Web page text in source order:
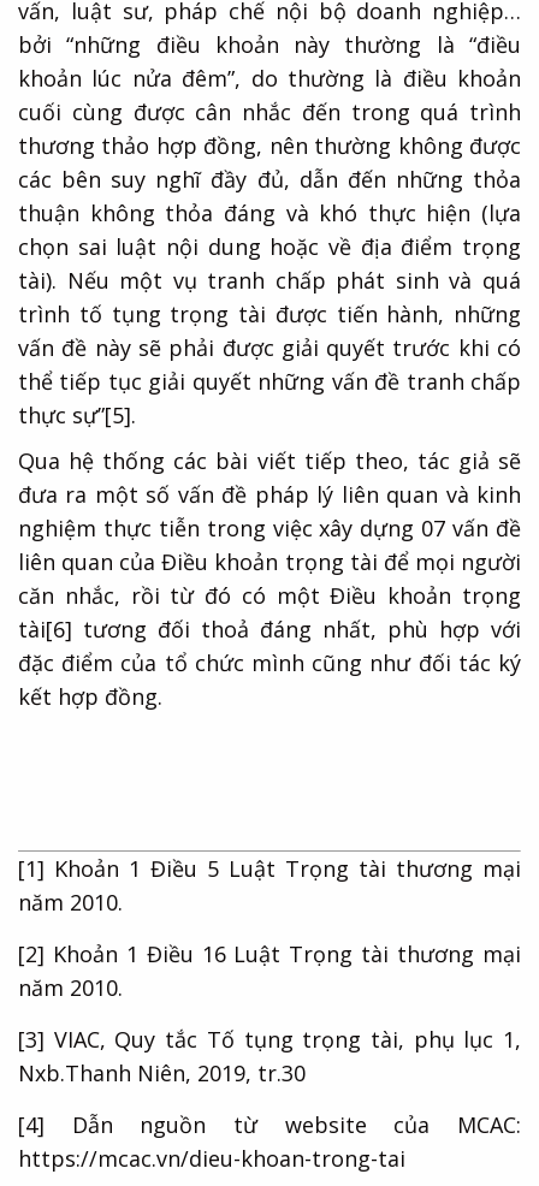
vấn, luật sư, pháp chế nội bộ doanh nghiệp…
bởi “những điều khoản này thường là “điều
khoản lúc nửa đêm”, do thường là điều khoản
cuối cùng được cân nhắc đến trong quá trình
thương thảo hợp đồng, nên thường không được
các bên suy nghĩ đầy đủ, dẫn đến những thỏa
thuận không thỏa đáng và khó thực hiện (lựa
chọn sai luật nội dung hoặc về địa điểm trọng
tài). Nếu một vụ tranh chấp phát sinh và quá
trình tố tụng trọng tài được tiến hành, những
vấn đề này sẽ phải được giải quyết trước khi có
thể tiếp tục giải quyết những vấn đề tranh chấp
thực sự”[5].
Qua hệ thống các bài viết tiếp theo, tác giả sẽ
đưa ra một số vấn đề pháp lý liên quan và kinh
nghiệm thực tiễn trong việc xây dựng 07 vấn đề
liên quan của Điều khoản trọng tài để mọi người
căn nhắc, rồi từ đó có một Điều khoản trọng
tài[6] tương đối thoả đáng nhất, phù hợp với
đặc điểm của tổ chức mình cũng như đối tác ký
kết hợp đồng.
[1] Khoản 1 Điều 5 Luật Trọng tài thương mại
năm 2010.
[2] Khoản 1 Điều 16 Luật Trọng tài thương mại
năm 2010.
[3] VIAC, Quy tắc Tố tụng trọng tài, phụ lục 1,
Nxb.Thanh Niên, 2019, tr.30
[4] Dẫn nguồn từ website của MCAC:
https://mcac.vn/dieu-khoan-trong-tai